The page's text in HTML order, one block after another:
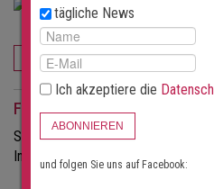
JETZT BESTELLEN
Für Veranstalter
Sie möchten mehr Besucher für
Informieren Sie sich über die
tägliche News
Ich akzeptiere die
ABONNIEREN
und folgen Sie uns auf Facebook: